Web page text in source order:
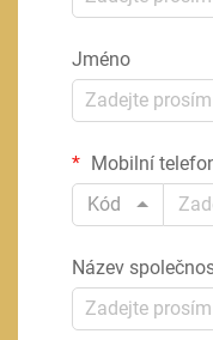
Jméno
Mobilní
Kód
Název